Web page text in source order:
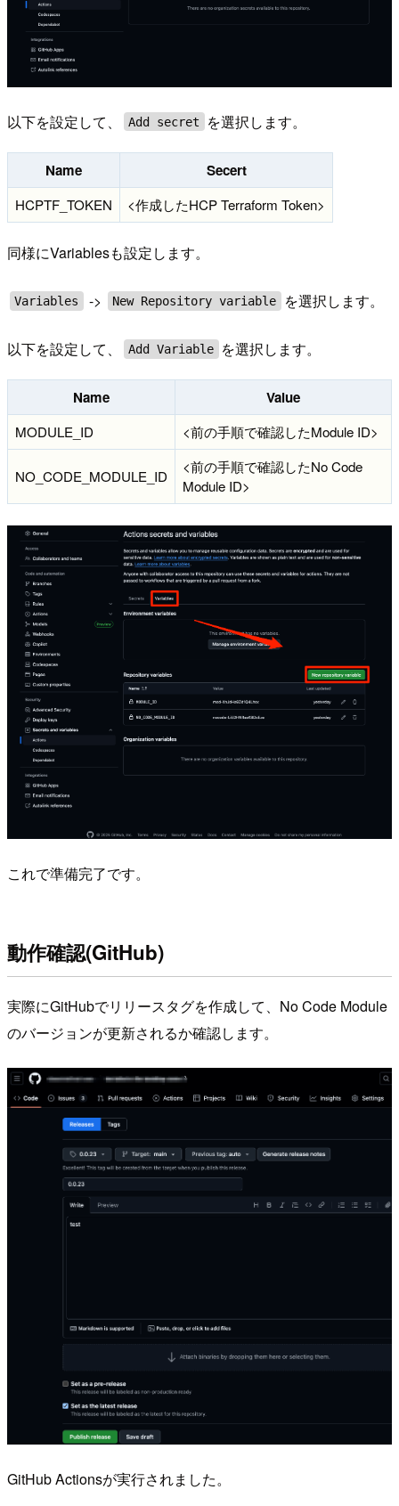
以下を設定して、 Add secret を選択します。
Name Secert
HCPTF_TOKEN <作成したHCP Terraform Token>
同様にVariablesも設定します。
Variables -> New Repository variable を選択します。
以下を設定して、 Add Variable を選択します。
Name Value
MODULE_ID <前の手順で確認したModule ID>
NO_CODE_MODULE_ID
<前の手順で確認したNo Code
Module ID>
これで準備完了です。
動作確認(GitHub)
実際にGitHubでリリースタグを作成して、No Code Module
のバージョンが更新されるか確認します。
GitHub Actionsが実行されました。